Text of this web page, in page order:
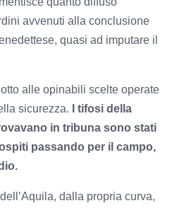
avvenuti alla conclusione
quasi ad imputare il
alle opinabili scelte operate
sicurezza.
I tifosi della
in tribuna sono stati
passando per il campo,
dalla propria curva,